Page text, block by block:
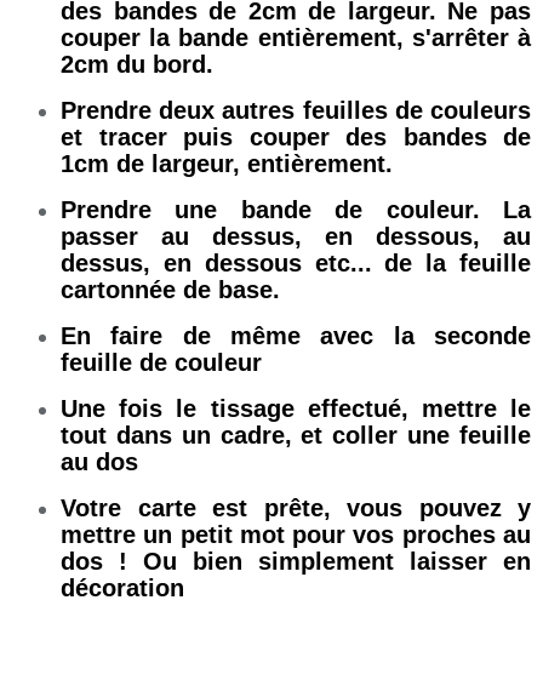
des bandes de 2cm de largeur. Ne pas
couper la bande entièrement, s'arrêter à
2cm du bord.
Prendre deux autres feuilles de couleurs
et tracer puis couper des bandes de
1cm de largeur, entièrement.
Prendre une bande de couleur. La
passer au dessus, en dessous, au
dessus, en dessous etc... de la feuille
cartonnée de base.
En faire de même avec la seconde
feuille de couleur
Une fois le tissage effectué, mettre le
tout dans un cadre, et coller une feuille
au dos
Votre carte est prête, vous pouvez y
mettre un petit mot pour vos proches au
dos ! Ou bien simplement laisser en
décoration